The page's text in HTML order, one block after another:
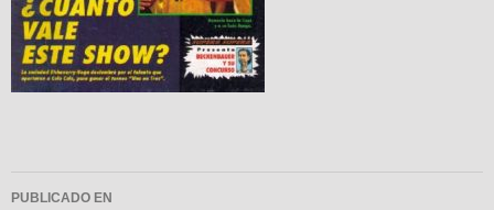
Navegador
PUBLICADO EN